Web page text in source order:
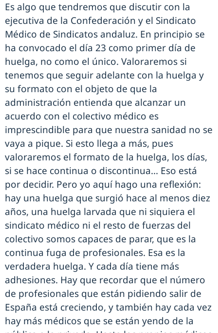
Es algo que tendremos que discutir con la
ejecutiva de la Confederación y el Sindicato
Médico de Sindicatos andaluz. En principio se
ha convocado el día 23 como primer día de
huelga, no como el único. Valoraremos si
tenemos que seguir adelante con la huelga y
su formato con el objeto de que la
administración entienda que alcanzar un
acuerdo con el colectivo médico es
imprescindible para que nuestra sanidad no se
vaya a pique. Si esto llega a más, pues
valoraremos el formato de la huelga, los días,
si se hace continua o discontinua... Eso está
por decidir. Pero yo aquí hago una reflexión:
hay una huelga que surgió hace al menos diez
años, una huelga larvada que ni siquiera el
sindicato médico ni el resto de fuerzas del
colectivo somos capaces de parar, que es la
continua fuga de profesionales. Esa es la
verdadera huelga. Y cada día tiene más
adhesiones. Hay que recordar que el número
de profesionales que están pidiendo salir de
España está creciendo, y también hay cada vez
hay más médicos que se están yendo de la